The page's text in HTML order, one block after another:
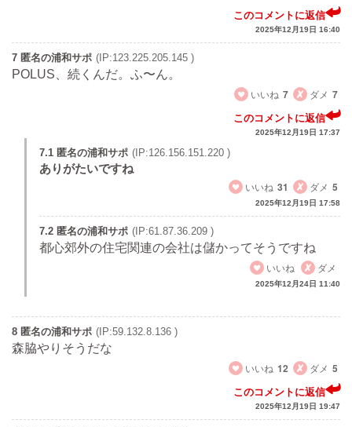
このコメントに返信
2025年12月19日 16:40
7 匿名の浦和サポ (IP:123.225.205.145 )
POLUS、続くんだ。ふ〜ん。
いいね 7 ダメ 7
このコメントに返信
2025年12月19日 17:37
7.1 匿名の浦和サポ (IP:126.156.151.220 )
ありがたいですね
いいね 31 ダメ 5
2025年12月19日 17:58
7.2 匿名の浦和サポ (IP:61.87.36.209 )
都心郊外の住宅関連の会社は儲かってそうですね
いいね
ダメ
2025年12月24日 11:40
8 匿名の浦和サポ (IP:59.132.8.136 )
森脇やりそうだな
いいね 12 ダメ 5
このコメントに返信
2025年12月19日 19:47